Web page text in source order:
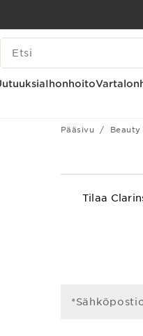
HAKUHISTORIA
Ihonhoito
Pääsivu Beauty
Tilaa